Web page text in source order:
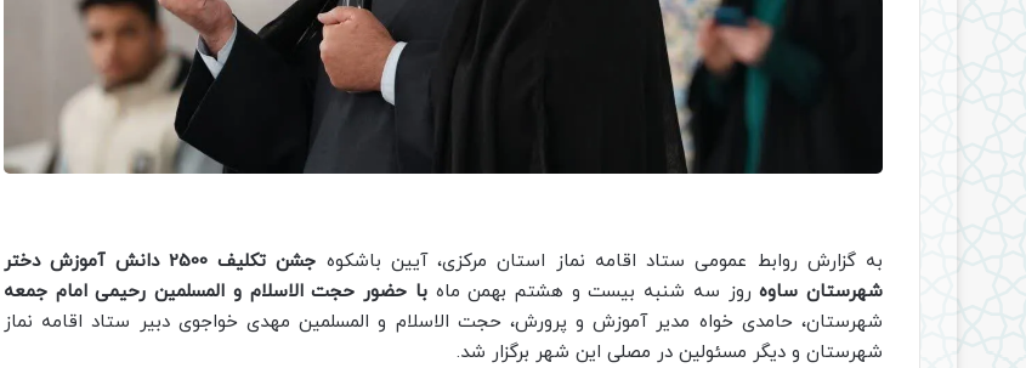
به گزارش روابط عمومی ستاد اقامه نماز استان مرکزی، آیین باشکوه
جشن تکلیف 2500 دانش آموزش دختر
شهرستان ساوهروز سه شنبه بیست و هشتم بهمن ماهبا حضور حجت الاسلام و المسلمین رحیمی امام جمعه
شهرستان، حامدی خواه مدیر آموزش و پرورش، حجت الاسلام و المسلمین مهدی خواجوی دبیر ستاد اقامه نماز
شهرستان و دیگر مسئولین در مصلی این شهر برگزار شد.